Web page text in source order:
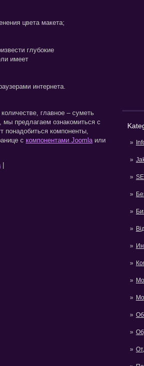
цвета макета;
глубокие
имеет
интернета.
главное – суметь
мы предлагаем ознакомиться с
понадобиться компоненты,
с компонентами Joomlaили
|